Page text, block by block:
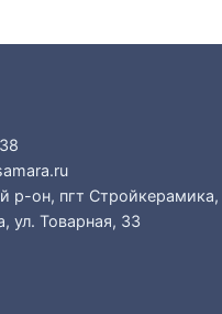
р-он, пгт
ул. Товарная, 33